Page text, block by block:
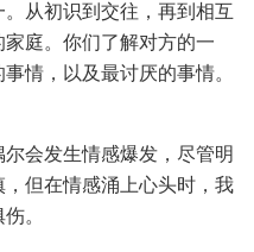
从初识到交往，再到相互
庭。你们了解对方的一
情，以及最讨厌的事情。
会发生情感爆发，尽管明
但在情感涌上心头时，我
。